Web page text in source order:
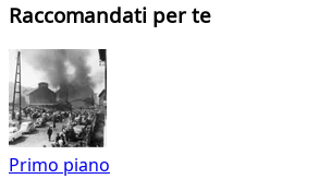
Raccomandati per te
Primo piano